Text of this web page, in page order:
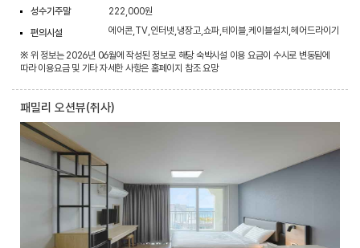
성수기주말
222,000원
편의시설
에어콘,TV,인터넷,냉장고,쇼파,테이블,케이블설치,헤어드라이기
※ 위 정보는 2026년 06월에 작성된 정보로 해당 숙박시설 이용 요금이 수시로 변동됨에
따라 이용요금 및 기타 자세한 사항은 홈페이지 참조 요망
패밀리 오션뷰(취사)